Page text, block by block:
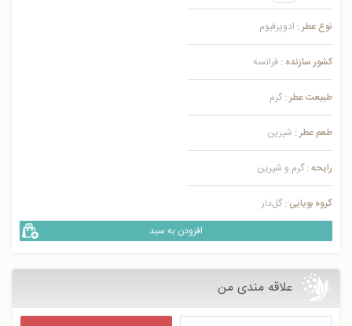
نوع عطر : ادوپرفیوم
کشور سازنده : فرانسه
طبیعت عطر : گرم
طعم عطر : شیرین
رایحه : گرم و شیرین
گروه بویایی : گل‌دار
افزودن به سبد
علاقه مندی من